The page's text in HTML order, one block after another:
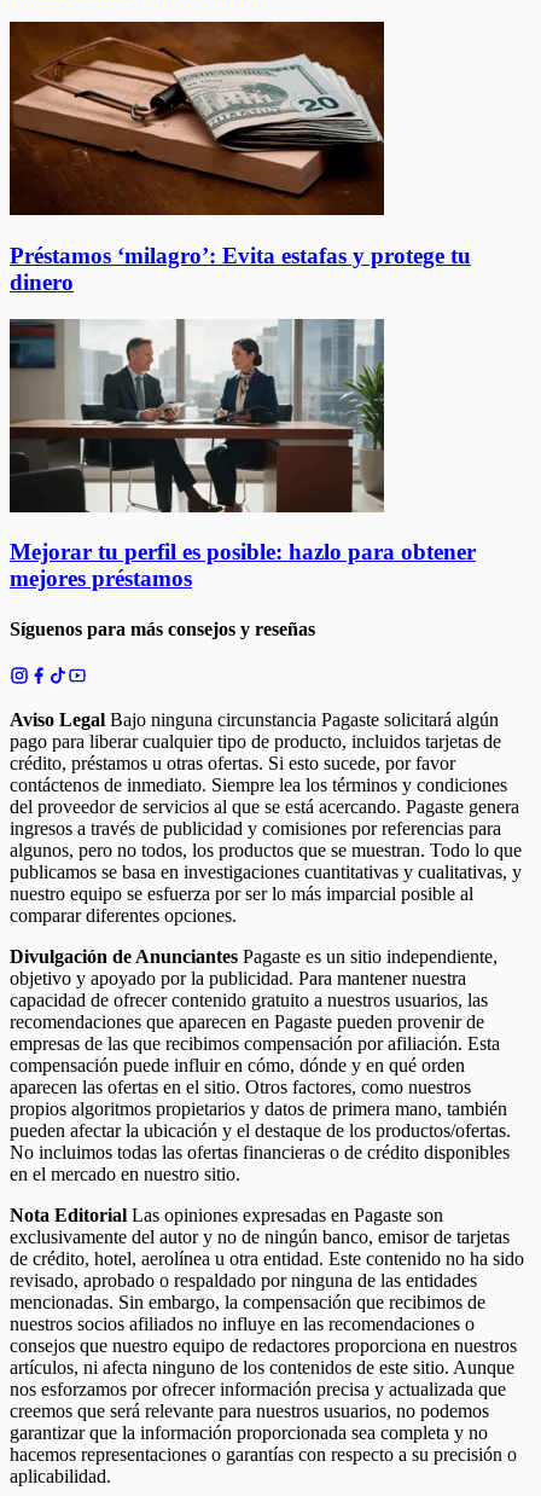
Préstamos ‘milagro’: Evita estafas y protege tu
dinero
Mejorar tu perfil es posible: hazlo para obtener
mejores préstamos
Síguenos para más consejos y reseñas
Aviso Legal Bajo ninguna circunstancia Pagaste solicitará algún
pago para liberar cualquier tipo de producto, incluidos tarjetas de
crédito, préstamos u otras ofertas. Si esto sucede, por favor
contáctenos de inmediato. Siempre lea los términos y condiciones
del proveedor de servicios al que se está acercando. Pagaste genera
ingresos a través de publicidad y comisiones por referencias para
algunos, pero no todos, los productos que se muestran. Todo lo que
publicamos se basa en investigaciones cuantitativas y cualitativas, y
nuestro equipo se esfuerza por ser lo más imparcial posible al
comparar diferentes opciones.
Divulgación de Anunciantes Pagaste es un sitio independiente,
objetivo y apoyado por la publicidad. Para mantener nuestra
capacidad de ofrecer contenido gratuito a nuestros usuarios, las
recomendaciones que aparecen en Pagaste pueden provenir de
empresas de las que recibimos compensación por afiliación. Esta
compensación puede influir en cómo, dónde y en qué orden
aparecen las ofertas en el sitio. Otros factores, como nuestros
propios algoritmos propietarios y datos de primera mano, también
pueden afectar la ubicación y el destaque de los productos/ofertas.
No incluimos todas las ofertas financieras o de crédito disponibles
en el mercado en nuestro sitio.
Nota Editorial Las opiniones expresadas en Pagaste son
exclusivamente del autor y no de ningún banco, emisor de tarjetas
de crédito, hotel, aerolínea u otra entidad. Este contenido no ha sido
revisado, aprobado o respaldado por ninguna de las entidades
mencionadas. Sin embargo, la compensación que recibimos de
nuestros socios afiliados no influye en las recomendaciones o
consejos que nuestro equipo de redactores proporciona en nuestros
artículos, ni afecta ninguno de los contenidos de este sitio. Aunque
nos esforzamos por ofrecer información precisa y actualizada que
creemos que será relevante para nuestros usuarios, no podemos
garantizar que la información proporcionada sea completa y no
hacemos representaciones o garantías con respecto a su precisión o
aplicabilidad.